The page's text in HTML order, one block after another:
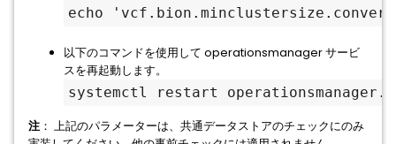
echo
以下のコマンドを使用して operationsmanager サービ
スを再起動します。
systemctl restart operationsmanager.
注： 上記のパラメーターは、共通データストアのチェックにのみ